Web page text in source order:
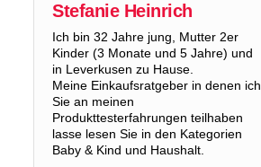
Stefanie Heinrich
Ich bin 32 Jahre jung, Mutter 2er
Kinder (3 Monate und 5 Jahre) und
in Leverkusen zu Hause.
Meine Einkaufsratgeber in denen ich
Sie an meinen
Produkttesterfahrungen teilhaben
lasse lesen Sie in den Kategorien
Baby & Kind und Haushalt.